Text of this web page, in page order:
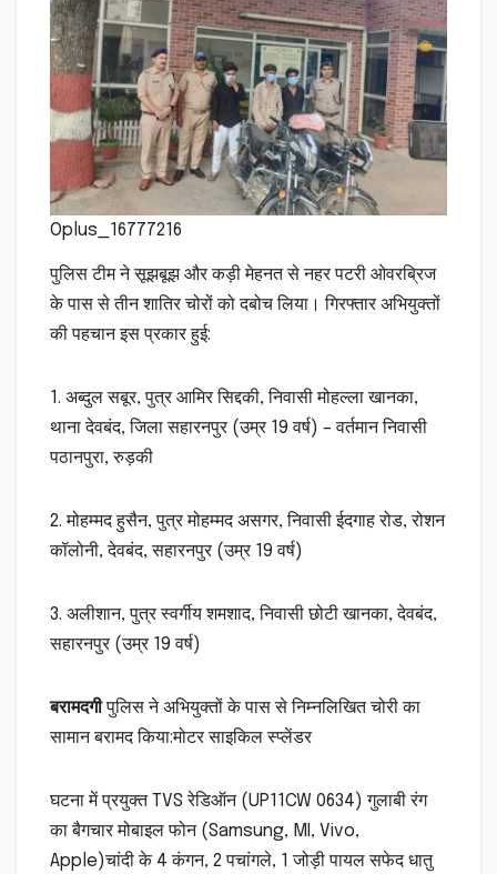
Oplus_16777216
पुलिस टीम ने सूझबूझ और कड़ी मेहनत से नहर पटरी ओवरब्रिज
के पास से तीन शातिर चोरों को दबोच लिया। गिरफ्तार अभियुक्तों
की पहचान इस प्रकार हुई:
1. अब्दुल सबूर, पुत्र आमिर सिद्दकी, निवासी मोहल्ला खानका,
थाना देवबंद, जिला सहारनपुर (उम्र 19 वर्ष) – वर्तमान निवासी
पठानपुरा, रुड़की
2. मोहम्मद हुसैन, पुत्र मोहम्मद असगर, निवासी ईदगाह रोड, रोशन
कॉलोनी, देवबंद, सहारनपुर (उम्र 19 वर्ष)
3. अलीशान, पुत्र स्वर्गीय शमशाद, निवासी छोटी खानका, देवबंद,
सहारनपुर (उम्र 19 वर्ष)
बरामदगीपुलिस ने अभियुक्तों के पास से निम्नलिखित चोरी का
सामान बरामद किया:मोटर साइकिल स्प्लेंडर
घटना में प्रयुक्त TVS रेडिऑन (UP11CW 0634) गुलाबी रंग
का बैगचार मोबाइल फोन (Samsung, MI, Vivo,
Apple)चांदी के 4 कंगन, 2 पचांगले, 1 जोड़ी पायल सफेद धातु